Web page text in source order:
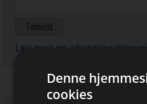
Læs mere om
Denne
cookies